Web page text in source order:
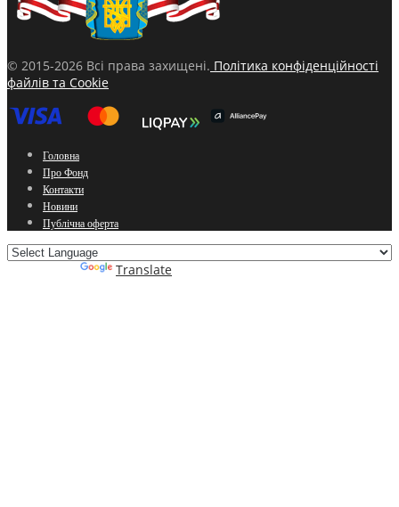
© 2015-2026 Всі права захищені. Політика конфіденційності
файлів та Cookie
Головна
Про Фонд
Контакти
Новини
Публічна оферта
Translate